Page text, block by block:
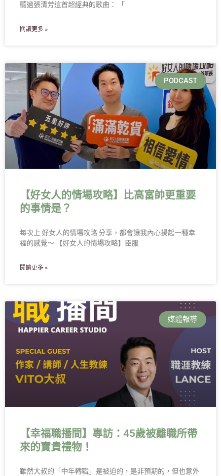
聽過張清芳這首超經典的歌曲： 「
閱讀更多 »
PODCAST
【好女人的情場攻略】比高富帥更重要
的事情是？
每次上 好女人的情場攻略 分享，都會讓我內心揚起一種幸
福的感覺～ 【好女人的情場攻略】臣服
閱讀更多 »
媒體報導
【幸福職播間】專訪：45歲被離職所帶
來的寶貴禮物！
雖然大叔的「中年轉職」是被迫的，是非預期的，但也意外